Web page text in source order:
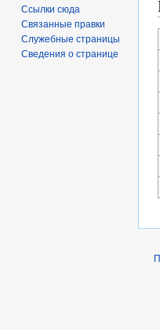
Ссылки сюда
Связанные правки
Служебные страницы
Сведения о странице